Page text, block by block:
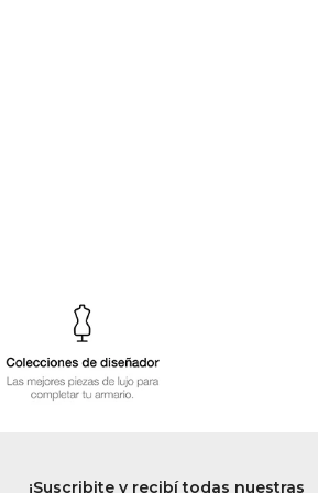
¡Suscribite y recibí todas nuestras